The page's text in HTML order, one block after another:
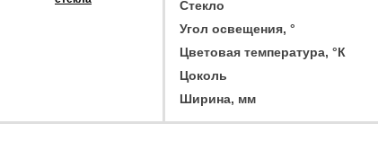
Стекло
Угол освещения, °
Цветовая температура, °К
Цоколь
Ширина, мм